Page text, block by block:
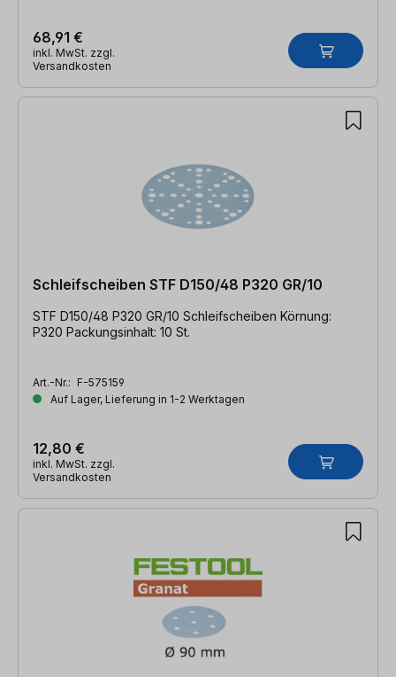
68,91 €
inkl. MwSt. zzgl.
Versandkosten
Schleifscheiben STF D150/48 P320 GR/10
STF D150/48 P320 GR/10 Schleifscheiben Körnung:
P320 Packungsinhalt: 10 St.
Art.-Nr.: F-575159
Auf Lager, Lieferung in 1-2 Werktagen
12,80 €
inkl. MwSt. zzgl.
Versandkosten